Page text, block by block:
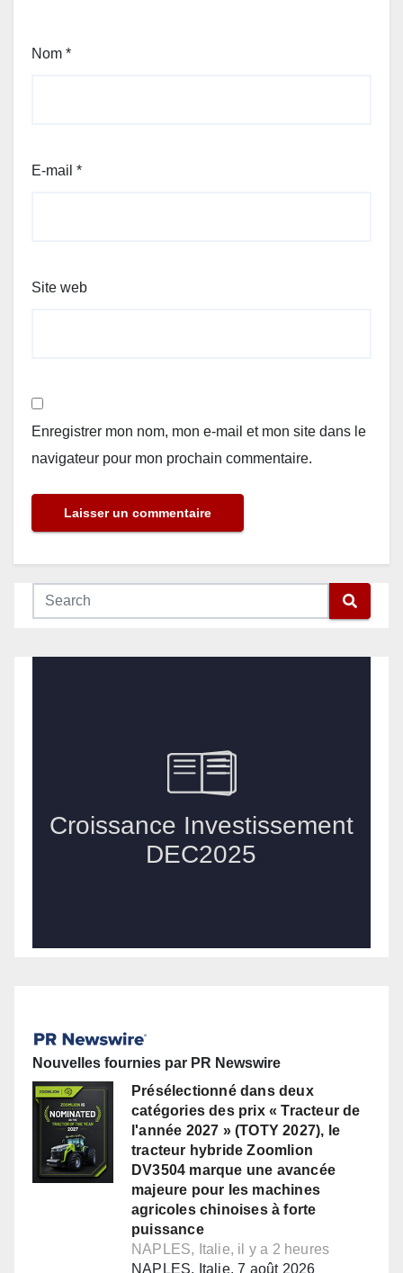
Nom *
E-mail *
Site web
Enregistrer mon nom, mon e-mail et mon site dans le
navigateur pour mon prochain commentaire.
Nouvelles fournies par PR Newswire
Présélectionné dans deux
catégories des prix « Tracteur de
l'année 2027 » (TOTY 2027), le
tracteur hybride Zoomlion
DV3504 marque une avancée
majeure pour les machines
agricoles chinoises à forte
puissance
NAPLES, Italie, il y a 2 heures
NAPLES, Italie, 7 août 2026